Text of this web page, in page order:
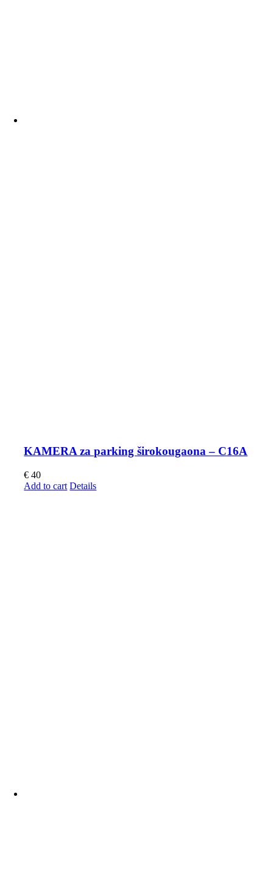
KAMERA za parking širokougaona – C16A
€ 40
Add to cart Details